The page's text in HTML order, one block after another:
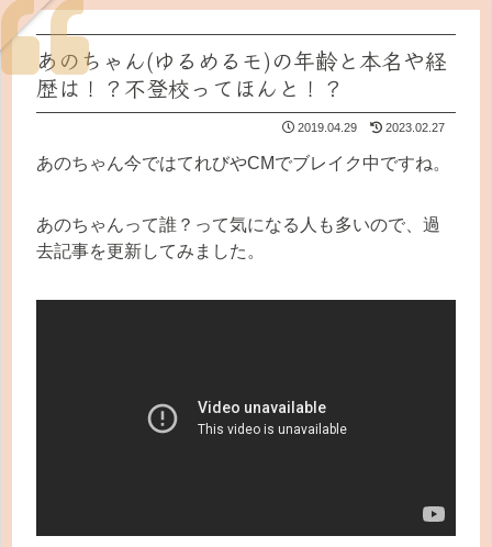
あのちゃん(ゆるめるモ)の年齢と本名や経
歴は！？不登校ってほんと！？
2019.04.29 2023.02.27
あのちゃん今ではてれびやCMでブレイク中ですね。
あのちゃんって誰？って気になる人も多いので、過
去記事を更新してみました。